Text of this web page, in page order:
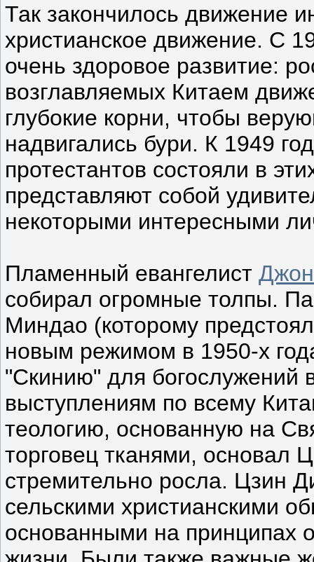
Так закончилось движение
христианское движение. С
очень здоровое развитие:
возглавляемых Китаем
глубокие корни, чтобы
надвигались бури. К 1949
протестантов состояли в
представляют собой
некоторыми интересными
Пламенный евангелист
собирал огромные толпы.
Миндао (которому
новым режимом в 1950-х
"Скинию" для богослужений
выступлениям по всему
теологию, основанную на
торговец тканями, основал
стремительно росла. Цзин
сельскими христианскими
основанными на принципах